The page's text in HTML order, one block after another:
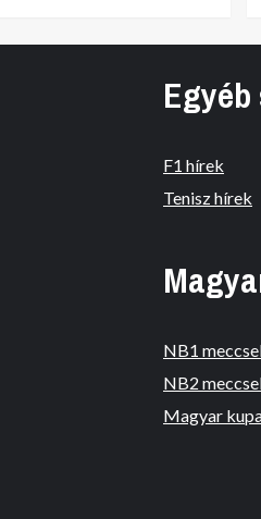
F1 hírek
Tenisz hírek
NB1
NB2
Magyar